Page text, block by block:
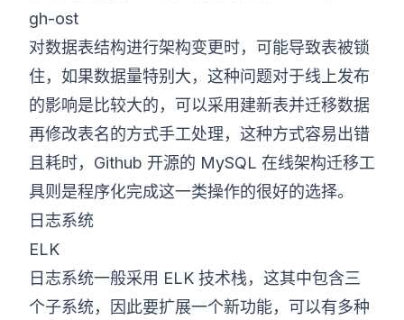
gh-ost
对数据表结构进行架构变更时，可能导致表被锁
住，如果数据量特别大，这种问题对于线上发布
的影响是比较大的，可以采用建新表并迁移数据
再修改表名的方式手工处理，这种方式容易出错
且耗时，Github 开源的 MySQL 在线架构迁移工
具则是程序化完成这一类操作的很好的选择。
日志系统
ELK
日志系统一般采用 ELK 技术栈，这其中包含三
个子系统，因此要扩展一个新功能，可以有多种